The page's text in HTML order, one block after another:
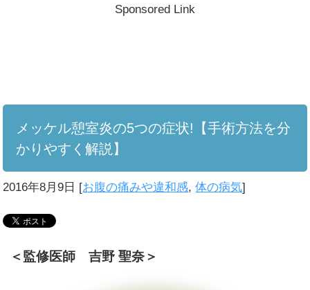
Sponsored Link
メッケル憩室炎の5つの症状!【手術方法を分
かりやすく解説】
2016年8月9日 [お腹の痛みや違和感,体の病気]
＜監修医師 吉野 聖奈＞